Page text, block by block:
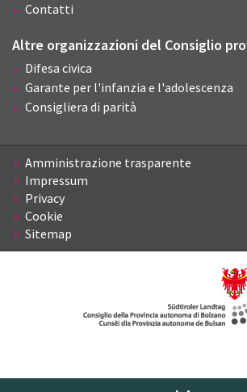
Contatti
Altre organizzazioni del Consiglio
Difesa civica
Garante per l'infanzia e l'adolescenza
Consigliera di parità
Amministrazione trasparente
Impressum
Privacy
Cookie
Sitemap